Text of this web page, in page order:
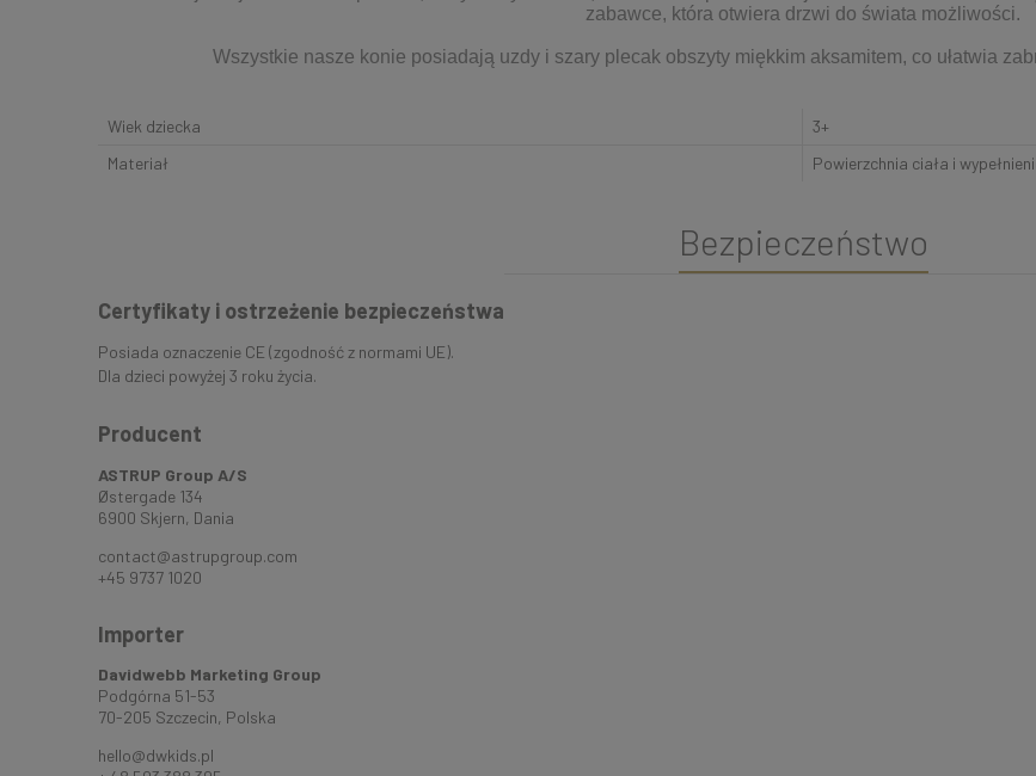
zabawce, która otwiera drzwi do świata możliwości.
Wszystkie nasze konie posiadają uzdy i szary plecak obszyty miękkim aksamitem, co ułatwia
Wiek dziecka
3+
Materiał
Powierzchnia ciała i
Bezpieczeństwo
Certyfikaty i ostrzeżenie bezpieczeństwa
Posiada oznaczenie CE (zgodność z normami UE).
Dla dzieci powyżej 3 roku życia.
Producent
ASTRUP Group A/S
Østergade 134
6900 Skjern, Dania
contact@astrupgroup.com
+45 9737 1020
Importer
Davidwebb Marketing Group
Podgórna 51-53
70-205 Szczecin, Polska
hello@dwkids.pl